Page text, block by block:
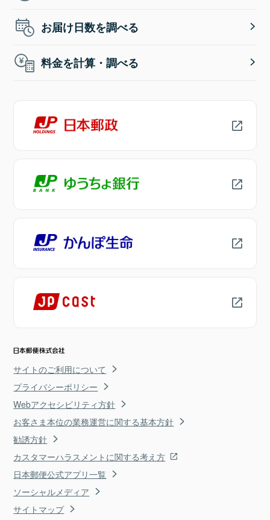
お届け日数を調べる
料金を計算・調べる
サイトのご利用について
プライバシーポリシー
Webアクセシビリティ方針
お客さま本位の業務運営に関する基本方針
勧誘方針
カスタマーハラスメントに関する考え方
日本郵便公式アプリ一覧
ソーシャルメディア
サイトマップ